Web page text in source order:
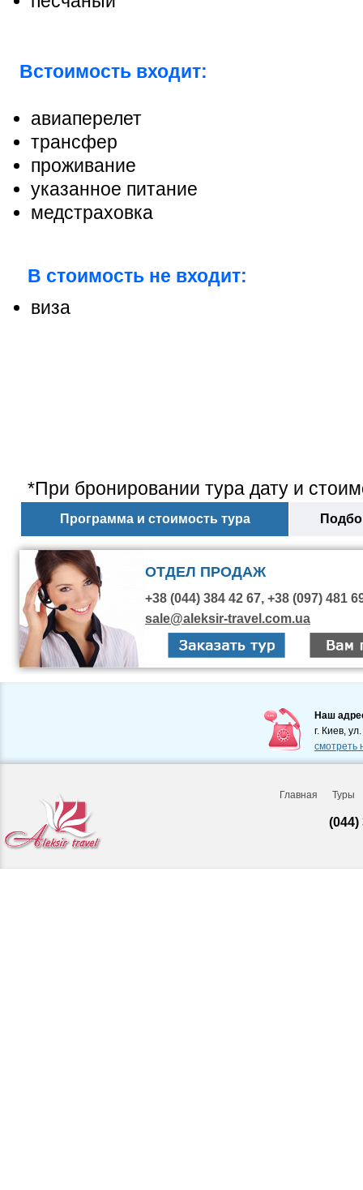
Встоимость входит:
авиаперелет
трансфер
проживание
указанное питание
медстраховка
В стоимость не входит:
виза
*При бронировании тура дату и
Программа и стоимость тура
ОТДЕЛ ПРОДАЖ
+38 (044) 384 42 67, +38 (097) 481
sale@aleksir-travel.com.ua
Наш
г. Киев,
смотреть
Главная Туры
(044)